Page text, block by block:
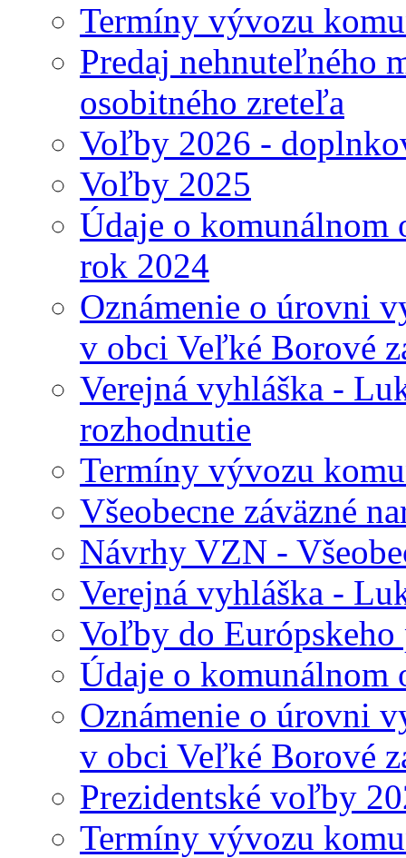
Termíny vývozu
Predaj nehnuteľného
osobitného zreteľa
Voľby 2026 -
Voľby 2025
Údaje o komunálnom
rok 2024
Oznámenie o úrovni
v obci Veľké Borové
Verejná vyhláška -
rozhodnutie
Termíny vývozu
Všeobecne záväzné
Návrhy VZN -
Verejná vyhláška -
Voľby do Európskeho
Údaje o komunálnom
Oznámenie o úrovni
v obci Veľké Borové
Prezidentské voľby
Termíny vývozu